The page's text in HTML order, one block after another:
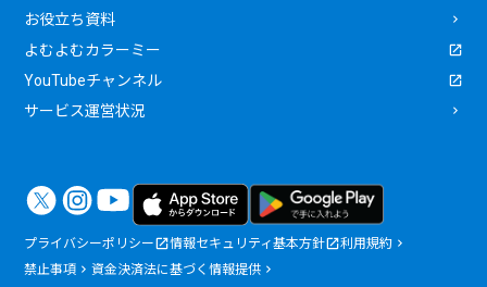
お役立ち資料
よむよむカラーミー
YouTubeチャンネル
サービス運営状況
プライバシーポリシー 情報セキュリティ基本方針
利用規約
禁止事項
資金決済法に基づく情報提供